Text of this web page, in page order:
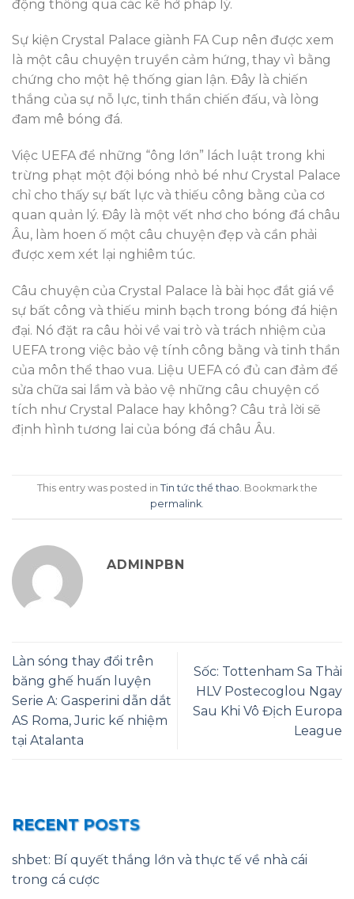
động thông qua các kẽ hở pháp lý.
Sự kiện Crystal Palace giành FA Cup nên được xem
là một câu chuyện truyền cảm hứng, thay vì bằng
chứng cho một hệ thống gian lận. Đây là chiến
thắng của sự nỗ lực, tinh thần chiến đấu, và lòng
đam mê bóng đá.
Việc UEFA để những “ông lớn” lách luật trong khi
trừng phạt một đội bóng nhỏ bé như Crystal Palace
chỉ cho thấy sự bất lực và thiếu công bằng của cơ
quan quản lý. Đây là một vết nhơ cho bóng đá châu
Âu, làm hoen ố một câu chuyện đẹp và cần phải
được xem xét lại nghiêm túc.
Câu chuyện của Crystal Palace là bài học đắt giá về
sự bất công và thiếu minh bạch trong bóng đá hiện
đại. Nó đặt ra câu hỏi về vai trò và trách nhiệm của
UEFA trong việc bảo vệ tính công bằng và tinh thần
của môn thể thao vua. Liệu UEFA có đủ can đảm để
sửa chữa sai lầm và bảo vệ những câu chuyện cổ
tích như Crystal Palace hay không? Câu trả lời sẽ
định hình tương lai của bóng đá châu Âu.
This entry was posted in Tin tức thể thao. Bookmark the
permalink.
ADMINPBN
Làn sóng thay đổi trên
băng ghế huấn luyện
Serie A: Gasperini dẫn dắt
AS Roma, Juric kế nhiệm
tại Atalanta
Sốc: Tottenham Sa Thải
HLV Postecoglou Ngay
Sau Khi Vô Địch Europa
League
RECENT POSTS
shbet: Bí quyết thắng lớn và thực tế về nhà cái
trong cá cược